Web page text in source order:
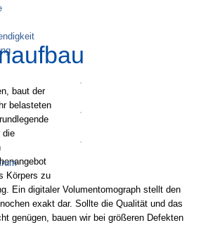
baut der
belasteten
die
Körpers zu
Ein digitaler Volumentomograph stellt den
exakt dar. Sollte die Qualität und das
genügen, bauen wir bei größeren Defekten